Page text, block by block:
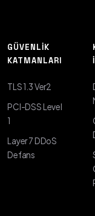
GÜVENLIK
KATMANLARI
TLS 1.3 Ver2
PCI-DSS Level
1
Layer 7 DDoS
Defans